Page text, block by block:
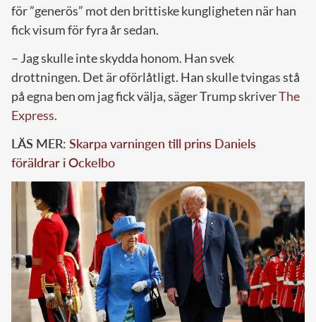
för ”generös” mot den brittiske kungligheten när han
fick visum för fyra år sedan.
– Jag skulle inte skydda honom. Han svek
drottningen. Det är oförlåtligt. Han skulle tvingas stå
på egna ben om jag fick välja, säger Trump skriverThe
Express.
LÄS MER: Skarpa varningen till prins Daniels
föräldrar i Ockelbo